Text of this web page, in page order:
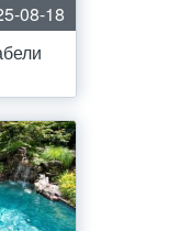
08-18